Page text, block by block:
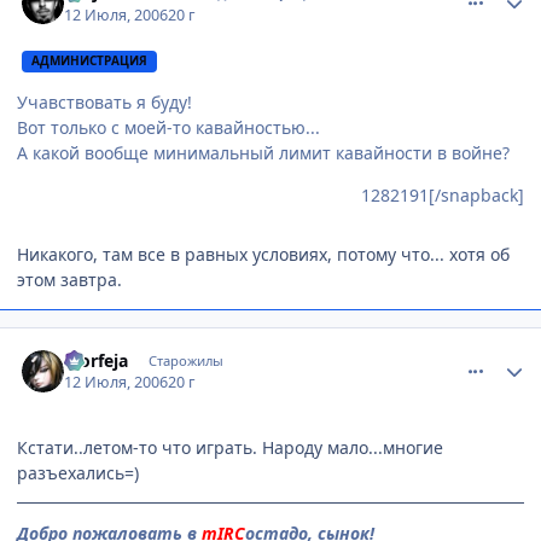
12 Июля, 200620 г
АДМИНИСТРАЦИЯ
Учавствовать я буду!
Вот только с моей-то кавайностью...
А какой вообще минимальный лимит кавайности в войне?
1282191[/snapback]
Никакого, там все в равных условиях, потому что... хотя об
этом завтра.
Morfeja Старожилы
12 Июля, 200620 г
Кстати..летом-то что играть. Народу мало...многие
разъехались=)
Добро пожаловать в mIRCостадо, сынок!